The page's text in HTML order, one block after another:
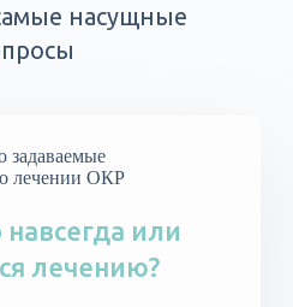
насущные
или
лечению?